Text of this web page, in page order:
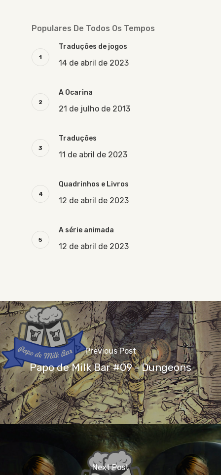
Populares De Todos Os Tempos
Traduções de jogos
14 de abril de 2023
A Ocarina
21 de julho de 2013
Traduções
11 de abril de 2023
Quadrinhos e Livros
12 de abril de 2023
A série animada
12 de abril de 2023
Previous Post
Papo de Milk Bar #09 - Dungeons
Next Post